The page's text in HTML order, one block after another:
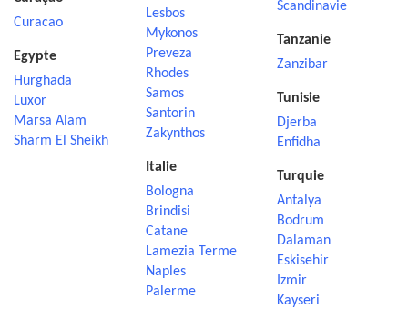
Curacao
Egypte
Hurghada
Luxor
Marsa Alam
Sharm El Sheikh
Lesbos
Mykonos
Preveza
Rhodes
Samos
Santorin
Zakynthos
Italie
Bologna
Brindisi
Catane
Lamezia Terme
Naples
Palerme
Scandinavie
Tanzanie
Zanzibar
Tunisie
Djerba
Enfidha
Turquie
Antalya
Bodrum
Dalaman
Eskisehir
Izmir
Kayseri